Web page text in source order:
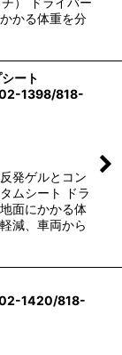
かる体重を分
ート
1398/818-
発ゲルとコン
ムシート ドラ
面にかかる体
減、車両から
1420/818-